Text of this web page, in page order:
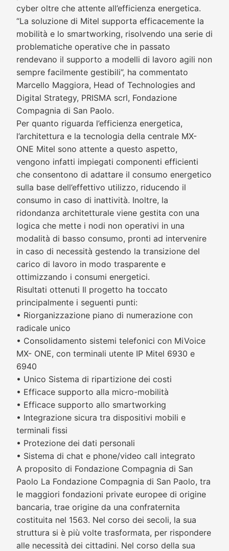
cyber oltre che attente all’efficienza energetica.
“La soluzione di Mitel supporta efficacemente la
mobilità e lo smartworking, risolvendo una serie di
problematiche operative che in passato
rendevano il supporto a modelli di lavoro agili non
sempre facilmente gestibili”, ha commentato
Marcello Maggiora, Head of Technologies and
Digital Strategy, PRISMA scrl, Fondazione
Compagnia di San Paolo.
Per quanto riguarda l’efficienza energetica,
l’architettura e la tecnologia della centrale MX-
ONE Mitel sono attente a questo aspetto,
vengono infatti impiegati componenti efficienti
che consentono di adattare il consumo energetico
sulla base dell’effettivo utilizzo, riducendo il
consumo in caso di inattività. Inoltre, la
ridondanza architetturale viene gestita con una
logica che mette i nodi non operativi in una
modalità di basso consumo, pronti ad intervenire
in caso di necessità gestendo la transizione del
carico di lavoro in modo trasparente e
ottimizzando i consumi energetici.
Risultati ottenuti Il progetto ha toccato
principalmente i seguenti punti:
• Riorganizzazione piano di numerazione con
radicale unico
• Consolidamento sistemi telefonici con MiVoice
MX- ONE, con terminali utente IP Mitel 6930 e
6940
• Unico Sistema di ripartizione dei costi
• Efficace supporto alla micro-mobilità
• Efficace supporto allo smartworking
• Integrazione sicura tra dispositivi mobili e
terminali fissi
• Protezione dei dati personali
• Sistema di chat e phone/video call integrato
A proposito di Fondazione Compagnia di San
Paolo La Fondazione Compagnia di San Paolo, tra
le maggiori fondazioni private europee di origine
bancaria, trae origine da una confraternita
costituita nel 1563. Nel corso dei secoli, la sua
struttura si è più volte trasformata, per rispondere
alle necessità dei cittadini. Nel corso della sua